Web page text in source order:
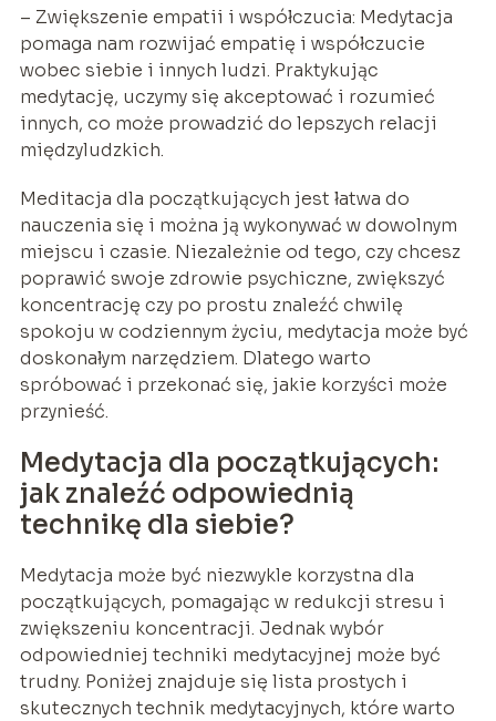
– Zwiększenie empatii i współczucia: Medytacja
pomaga nam rozwijać empatię i współczucie
wobec siebie i innych ludzi. Praktykując
medytację, uczymy się akceptować i rozumieć
innych, co może prowadzić do lepszych relacji
międzyludzkich.
Meditacja dla początkujących jest łatwa do
nauczenia się i można ją wykonywać w dowolnym
miejscu i czasie. Niezależnie od tego, czy chcesz
poprawić swoje zdrowie psychiczne, zwiększyć
koncentrację czy po prostu znaleźć chwilę
spokoju w codziennym życiu, medytacja może być
doskonałym narzędziem. Dlatego warto
spróbować i przekonać się, jakie korzyści może
przynieść.
Medytacja dla początkujących:
jak znaleźć odpowiednią
technikę dla siebie?
Medytacja może być niezwykle korzystna dla
początkujących, pomagając w redukcji stresu i
zwiększeniu koncentracji. Jednak wybór
odpowiedniej techniki medytacyjnej może być
trudny. Poniżej znajduje się lista prostych i
skutecznych technik medytacyjnych, które warto